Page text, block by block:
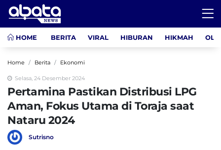
HOME BERITA VIRAL HIBURAN HIKMAH
Home Berita Ekonomi
Selasa, 24 Desember 2024
Pertamina Pastikan Distribusi LPG
Aman, Fokus Utama di Toraja saat
Nataru 2024
Sutrisno